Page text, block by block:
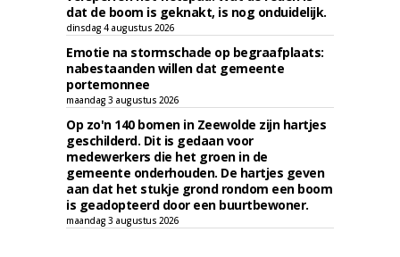
dat de boom is geknakt, is nog onduidelijk.
dinsdag 4 augustus 2026
Emotie na stormschade op begraafplaats:
nabestaanden willen dat gemeente
portemonnee
maandag 3 augustus 2026
Op zo'n 140 bomen in Zeewolde zijn hartjes
geschilderd. Dit is gedaan voor
medewerkers die het groen in de
gemeente onderhouden. De hartjes geven
aan dat het stukje grond rondom een boom
is geadopteerd door een buurtbewoner.
maandag 3 augustus 2026